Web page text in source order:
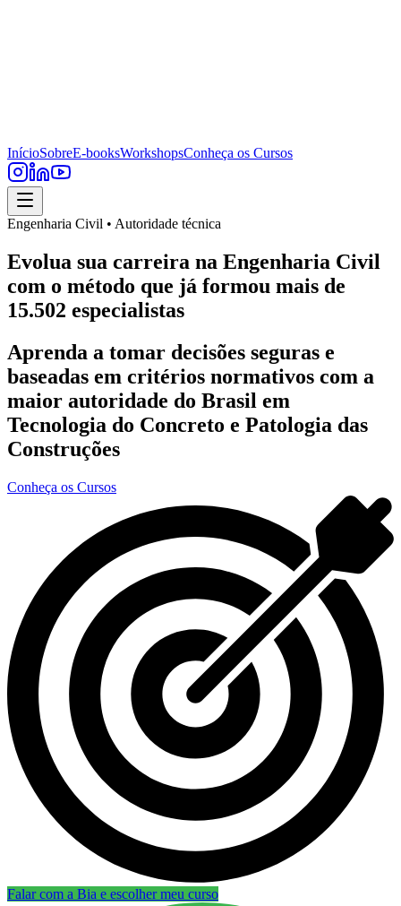
InícioSobreE-booksWorkshopsConheça os Cursos
Engenharia Civil • Autoridade técnica
Evolua sua carreira na Engenharia Civil
com o método que já formou mais de
15.502 especialistas
Aprenda a tomar decisões seguras e
baseadas em critérios normativos com a
maior autoridade do Brasil em
Tecnologia do Concreto e Patologia das
Construções
Conheça os Cursos
Falar com a Bia e escolher meu curso